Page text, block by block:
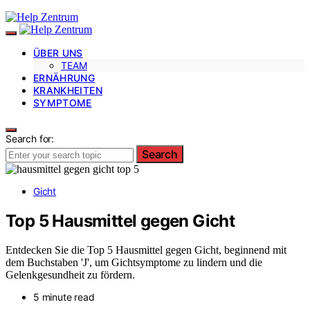
ÜBER UNS
TEAM
ERNÄHRUNG
KRANKHEITEN
SYMPTOME
Search for:
Search
Gicht
Top 5 Hausmittel gegen Gicht
Entdecken Sie die Top 5 Hausmittel gegen Gicht, beginnend mit
dem Buchstaben 'J', um Gichtsymptome zu lindern und die
Gelenkgesundheit zu fördern.
5 minute read